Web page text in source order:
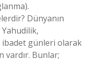
Dünyanın
ibadet günleri olarak
vardır. Bunlar;